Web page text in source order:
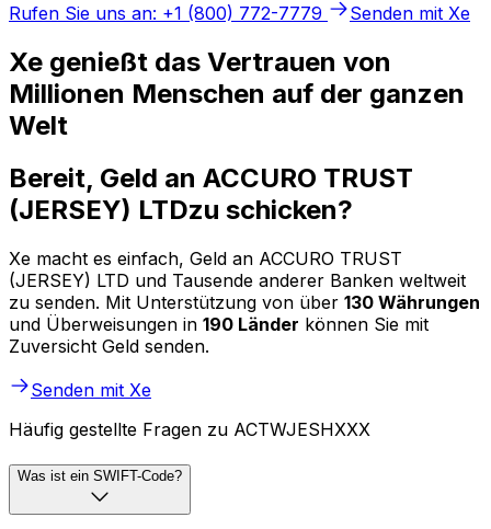
Rufen Sie uns an: +1 (800) 772-7779
Senden mit Xe
Xe genießt das Vertrauen von
Millionen Menschen auf der ganzen
Welt
Bereit, Geld an ACCURO TRUST
(JERSEY) LTDzu schicken?
Xe macht es einfach, Geld an ACCURO TRUST
(JERSEY) LTD und Tausende anderer Banken weltweit
zu senden. Mit Unterstützung von über 130 Währungen
und Überweisungen in 190 Länder können Sie mit
Zuversicht Geld senden.
Senden mit Xe
Häufig gestellte Fragen zu ACTWJESHXXX
Was ist ein SWIFT-Code?